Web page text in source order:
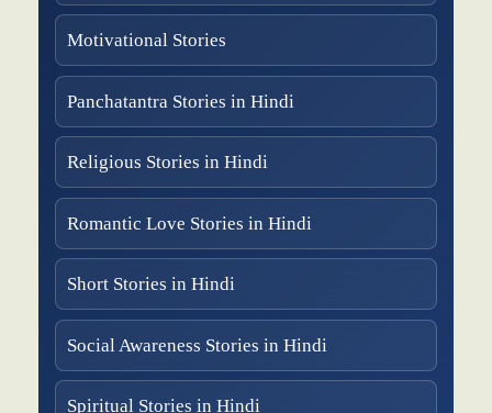
Motivational Stories
Panchatantra Stories in Hindi
Religious Stories in Hindi
Romantic Love Stories in Hindi
Short Stories in Hindi
Social Awareness Stories in Hindi
Spiritual Stories in Hindi